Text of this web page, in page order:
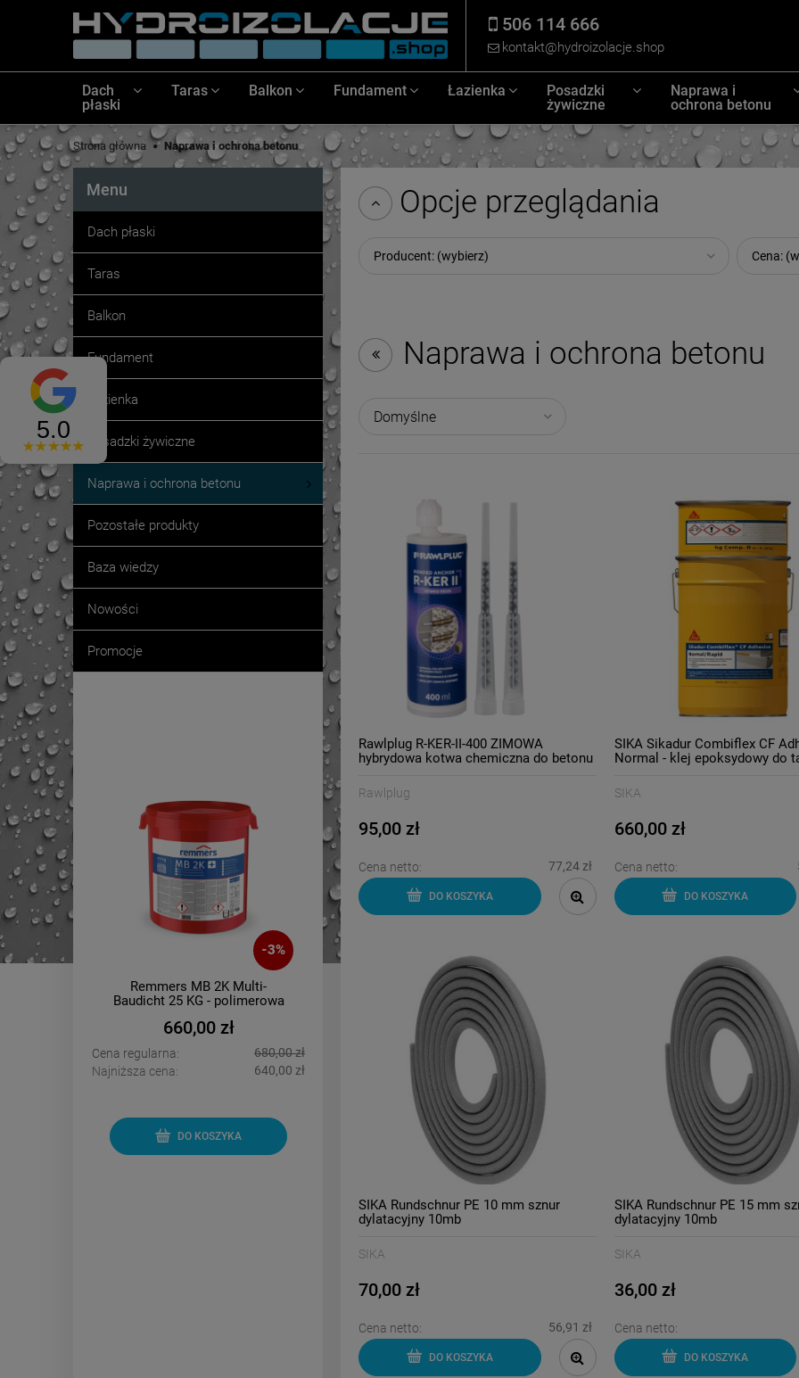
506 114 666
kontakt@hydroizolacje.shop
Dach
płaski
Taras Balkon Fundament Łazienka
Posadzki
żywiczne
Naprawa i
ochrona betonu
Strona główna Naprawa i ochrona betonu
Menu
Dach płaski
Taras
Balkon
Fundament
Łazienka
Posadzki żywiczne
Naprawa i ochrona betonu
Pozostałe produkty
Baza wiedzy
Nowości
Promocje
- -3%
Remmers MB 2K Multi-
Baudicht 25 KG - polimerowa
660,00 zł
Cena regularna:
680,00 zł
Najniższa cena:
640,00 zł
DO KOSZYKA
PCI Pecilastic E - mata
oddylatowująca pod płytki
5m2
340,00 zł
360,00 zł
360,00 zł
DO KOSZYKA
SIKA Sikalastic 1K RS -
elastyczna zaprawa
uszczelniająca 20kg
320,00 zł
350,00 zł
320,00 zł
DO KOSZYKA
Opcje przeglądania
Producent: (wybierz) Cena:
Naprawa i ochrona betonu
Rawlplug R-KER-II-400 ZIMOWA
hybrydowa kotwa chemiczna do betonu
Rawlplug
95,00 zł
Cena netto: 77,24 zł
DO KOSZYKA
SIKA Sikadur Combiflex CF
Normal - klej epoksydowy do
SIKA
660,00 zł
Cena netto:
DO KOSZYKA
SIKA Rundschnur PE 10 mm sznur
dylatacyjny 10mb
SIKA
70,00 zł
Cena netto: 56,91 zł
DO KOSZYKA
SIKA Rundschnur PE 15 mm
dylatacyjny 10mb
SIKA
36,00 zł
Cena netto:
DO KOSZYKA